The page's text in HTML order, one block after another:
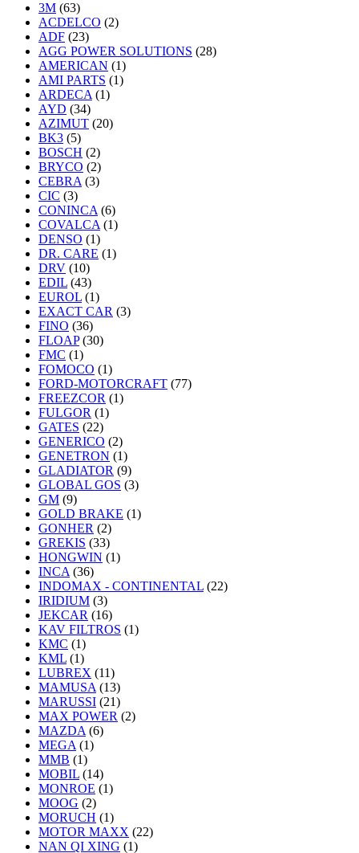
3M (63)
ACDELCO (2)
ADF (23)
AGG POWER SOLUTIONS (28)
AMERICAN (1)
AMI PARTS (1)
ARDECA (1)
AYD (34)
AZIMUT (20)
BK3 (5)
BOSCH (2)
BRYCO (2)
CEBRA (3)
CIC (3)
CONINCA (6)
COVALCA (1)
DENSO (1)
DR. CARE (1)
DRV (10)
EDIL (43)
EUROL (1)
EXACT CAR (3)
FINO (36)
FLOAP (30)
FMC (1)
FOMOCO (1)
FORD-MOTORCRAFT (77)
FREEZCOR (1)
FULGOR (1)
GATES (22)
GENERICO (2)
GENETRON (1)
GLADIATOR (9)
GLOBAL GOS (3)
GM (9)
GOLD BRAKE (1)
GONHER (2)
GREKIS (33)
HONGWIN (1)
INCA (36)
INDOMAX - CONTINENTAL (22)
IRIDIUM (3)
JEKCAR (16)
KAV FILTROS (1)
KMC (1)
KML (1)
LUBREX (11)
MAMUSA (13)
MARUSSI (21)
MAX POWER (2)
MAZDA (6)
MEGA (1)
MMB (1)
MOBIL (14)
MONROE (1)
MOOG (2)
MORUCH (1)
MOTOR MAXX (22)
NAN QI XING (1)